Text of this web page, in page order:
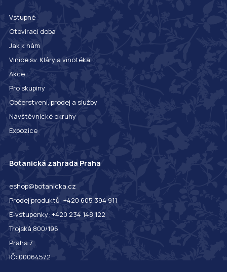
Vstupné
Otevírací doba
Jak k nám
Vinice sv. Kláry a vinotéka
Akce
Pro skupiny
Občerstvení, prodej a služby
Návštěvnické okruhy
Expozice
Botanická zahrada Praha
eshop@botanicka.cz
Prodej produktů: +420 605 394 911
E-vstupenky: +420 234 148 122
Trojská 800/196
Praha 7
IČ: 00064572